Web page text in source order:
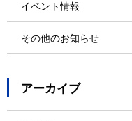
イベント情報
その他のお知らせ
アーカイブ